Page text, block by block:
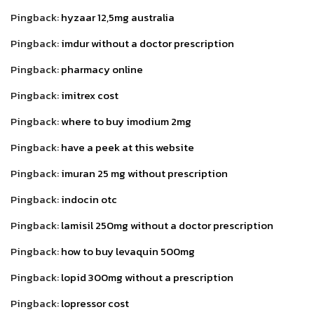
Pingback:hyzaar 12,5mg australia
Pingback:imdur without a doctor prescription
Pingback:pharmacy online
Pingback:imitrex cost
Pingback:where to buy imodium 2mg
Pingback:have a peek at this website
Pingback:imuran 25 mg without prescription
Pingback:indocin otc
Pingback:lamisil 250mg without a doctor prescription
Pingback:how to buy levaquin 500mg
Pingback:lopid 300mg without a prescription
Pingback:lopressor cost